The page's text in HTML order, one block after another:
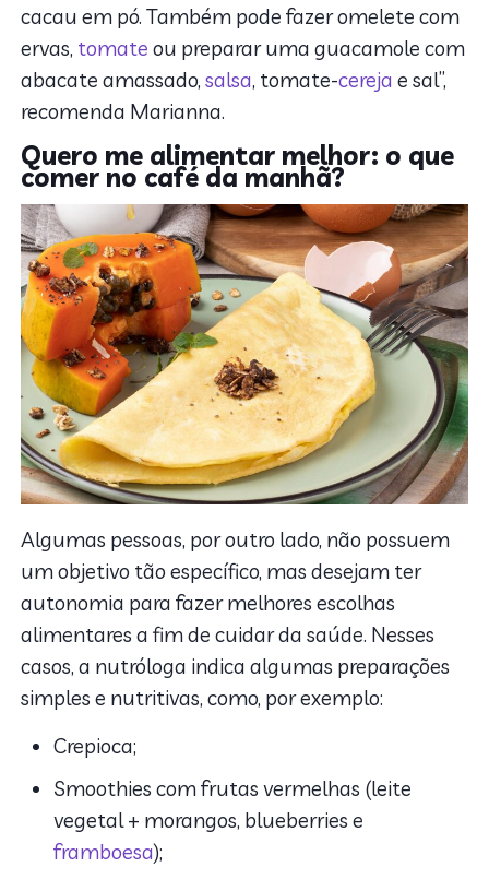
cacau em pó. Também pode fazer omelete com
ervas, tomate ou preparar uma guacamole com
abacate amassado,salsa, tomate-cereja e sal”,
recomenda Marianna.
Quero me alimentar melhor: o que
comer no café da manhã?
Algumas pessoas, por outro lado, não possuem
um objetivo tão específico, mas desejam ter
autonomia para fazer melhores escolhas
alimentares a fim de cuidar da saúde. Nesses
casos, a nutróloga indica algumas preparações
simples e nutritivas, como, por exemplo:
Crepioca;
Smoothies com frutas vermelhas (leite
vegetal + morangos, blueberries e
framboesa);